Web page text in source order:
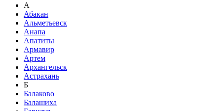
А
Абакан
Альметьевск
Анапа
Апатиты
Армавир
Артем
Архангельск
Астрахань
Б
Балаково
Балашиха